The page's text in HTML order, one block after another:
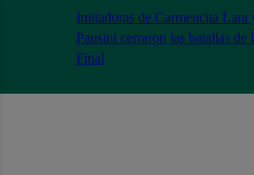
Imitadoras de Carmencita Lara
Pausini cerraron las batallas de
Final